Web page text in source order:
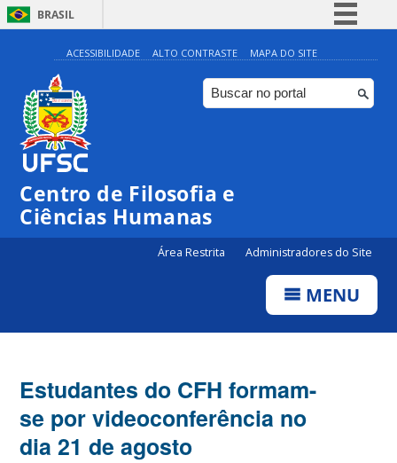
BRASIL
Simplifique!
Comunica BR
Participe
ACESSIBILIDADE ALTO CONTRASTE MAPA DO SITE
Centro de Filosofia e
Ciências Humanas
Área Restrita Administradores do Site
MENU
Estudantes do CFH formam-
se por videoconferência no
dia 21 de agosto